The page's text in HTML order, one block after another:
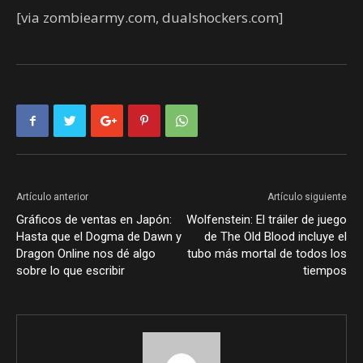
[via zombiearmy.com, dualshockers.com]
Artículo anterior
Gráficos de ventas en Japón:
Hasta que el Dogma de Dawn y
Dragon Online nos dé algo
sobre lo que escribir
Artículo siguiente
Wolfenstein: El tráiler de juego
de The Old Blood incluye el
tubo más mortal de todos los
tiempos